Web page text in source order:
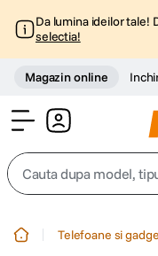
Da lumina ideilor tale!
selectia!
Magazin online
Cauta dupa model, tipul
Telefoane si